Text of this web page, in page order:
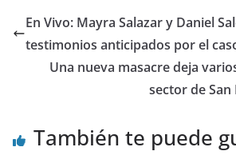
er e
b
o
k
s
A
p
gr
a
m
di
t
l
En Vivo: Mayra Salazar y Daniel
testimonios anticipados por el
Una nueva masacre deja
sector de
También te puede